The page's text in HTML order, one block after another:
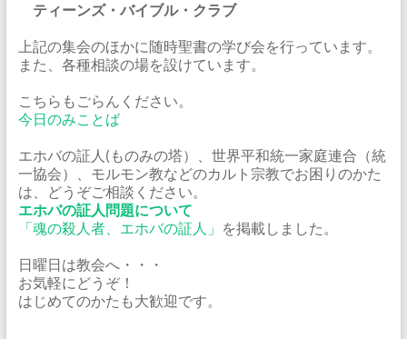
ティーンズ・バイブル・クラブ
上記の集会のほかに随時聖書の学び会を行っています。
また、各種相談の場を設けています。
こちらもごらんください。
今日のみことば
エホバの証人(ものみの塔）、世界平和統一家庭連合（統
一協会）、モルモン教などのカルト宗教でお困りのかた
は、どうぞご相談ください。
エホバの証人問題について
「魂の殺人者、エホバの証人」 を掲載しました。
日曜日は教会へ・・・
お気軽にどうぞ！
はじめてのかたも大歓迎です。